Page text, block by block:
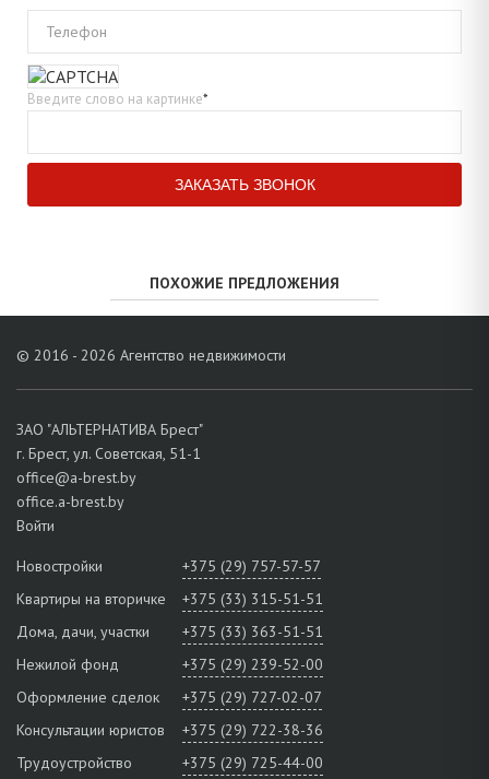
Телефон
Введите слово на картинке*
ПОХОЖИЕ ПРЕДЛОЖЕНИЯ
© 2016 - 2026 Агентство недвижимости
ЗАО "АЛЬТЕРНАТИВА Брест"
г. Брест, ул. Советская, 51-1
office@a-brest.by
office.a-brest.by
Войти
Новостройки
+375 (29) 757-57-57
Квартиры на вторичке
+375 (33) 315-51-51
Дома, дачи, участки
+375 (33) 363-51-51
Нежилой фонд
+375 (29) 239-52-00
Оформление сделок
+375 (29) 727-02-07
Консультации юристов
+375 (29) 722-38-36
Трудоустройство
+375 (29) 725-44-00